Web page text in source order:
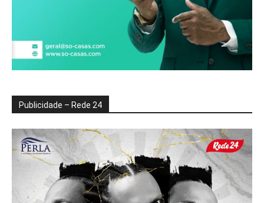
Publicidade – Rede 24